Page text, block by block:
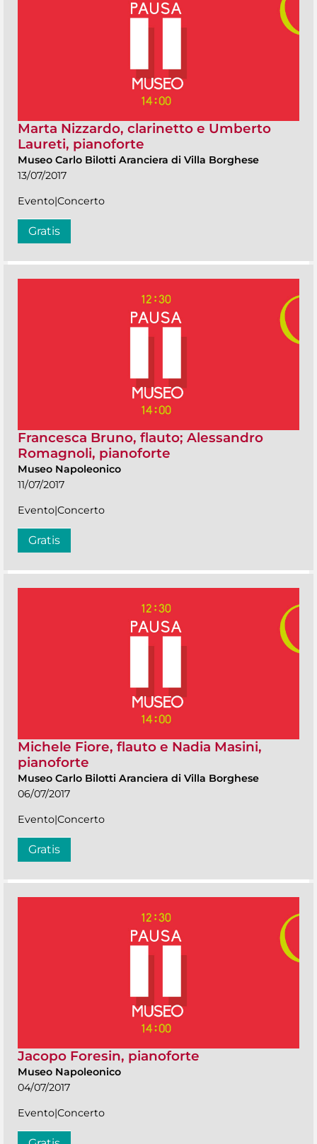
Marta Nizzardo, clarinetto e Umberto
Laureti, pianoforte
Museo Carlo Bilotti Aranciera di Villa Borghese
13/07/2017
Evento|Concerto
Gratis
Francesca Bruno, flauto; Alessandro
Romagnoli, pianoforte
Museo Napoleonico
11/07/2017
Evento|Concerto
Gratis
Michele Fiore, flauto e Nadia Masini,
pianoforte
Museo Carlo Bilotti Aranciera di Villa Borghese
06/07/2017
Evento|Concerto
Gratis
Jacopo Foresin, pianoforte
Museo Napoleonico
04/07/2017
Evento|Concerto